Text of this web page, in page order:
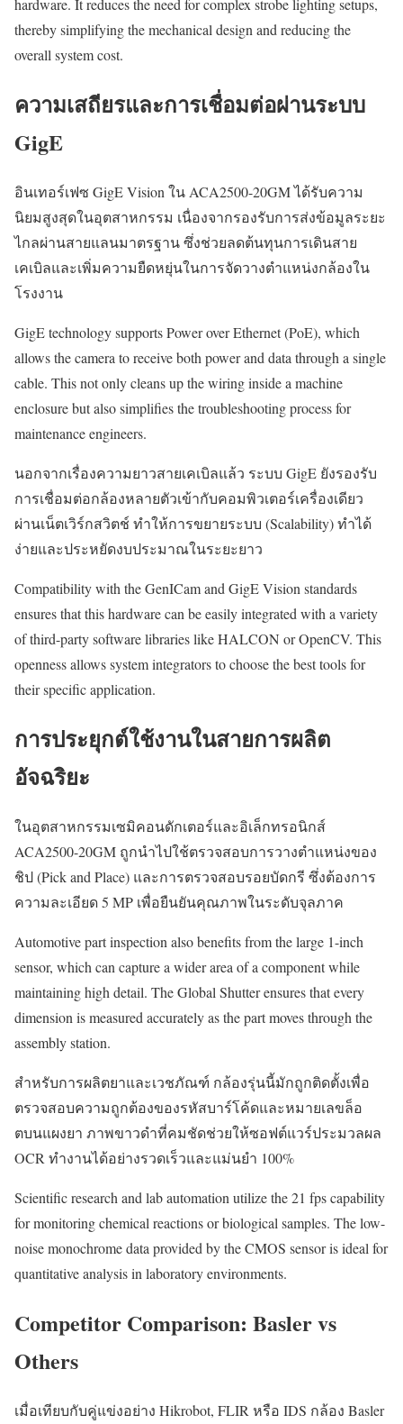
hardware. It reduces the need for complex strobe lighting setups,
thereby simplifying the mechanical design and reducing the
overall system cost.
ความเสถียรและการเชื่อมต่อผ่านระบบ
GigE
อินเทอร์เฟซ GigE Vision ใน ACA2500-20GM ได้รับความ
นิยมสูงสุดในอุตสาหกรรม เนื่องจากรองรับการส่งข้อมูลระยะ
ไกลผ่านสายแลนมาตรฐาน ซึ่งช่วยลดต้นทุนการเดินสาย
เคเบิลและเพิ่มความยืดหยุ่นในการจัดวางตำแหน่งกล้องใน
โรงงาน
GigE technology supports Power over Ethernet (PoE), which
allows the camera to receive both power and data through a single
cable. This not only cleans up the wiring inside a machine
enclosure but also simplifies the troubleshooting process for
maintenance engineers.
นอกจากเรื่องความยาวสายเคเบิลแล้ว ระบบ GigE ยังรองรับ
การเชื่อมต่อกล้องหลายตัวเข้ากับคอมพิวเตอร์เครื่องเดียว
ผ่านเน็ตเวิร์กสวิตช์ ทำให้การขยายระบบ (Scalability) ทำได้
ง่ายและประหยัดงบประมาณในระยะยาว
Compatibility with the GenICam and GigE Vision standards
ensures that this hardware can be easily integrated with a variety
of third-party software libraries like HALCON or OpenCV. This
openness allows system integrators to choose the best tools for
their specific application.
การประยุกต์ใช้งานในสายการผลิต
อัจฉริยะ
ในอุตสาหกรรมเซมิคอนดักเตอร์และอิเล็กทรอนิกส์
ACA2500-20GM ถูกนำไปใช้ตรวจสอบการวางตำแหน่งของ
ชิป (Pick and Place) และการตรวจสอบรอยบัดกรี ซึ่งต้องการ
ความละเอียด 5 MP เพื่อยืนยันคุณภาพในระดับจุลภาค
Automotive part inspection also benefits from the large 1-inch
sensor, which can capture a wider area of a component while
maintaining high detail. The Global Shutter ensures that every
dimension is measured accurately as the part moves through the
assembly station.
สำหรับการผลิตยาและเวชภัณฑ์ กล้องรุ่นนี้มักถูกติดตั้งเพื่อ
ตรวจสอบความถูกต้องของรหัสบาร์โค้ดและหมายเลขล็อ
ตบนแผงยา ภาพขาวดำที่คมชัดช่วยให้ซอฟต์แวร์ประมวลผล
OCR ทำงานได้อย่างรวดเร็วและแม่นยำ 100%
Scientific research and lab automation utilize the 21 fps capability
for monitoring chemical reactions or biological samples. The low-
noise monochrome data provided by the CMOS sensor is ideal for
quantitative analysis in laboratory environments.
Competitor Comparison: Basler vs
Others
เมื่อเทียบกับคู่แข่งอย่าง Hikrobot, FLIR หรือ IDS กล้อง Basler